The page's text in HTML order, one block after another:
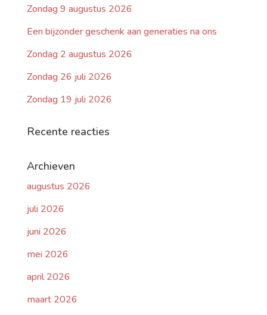
Zondag 9 augustus 2026
Een bijzonder geschenk aan generaties na ons
Zondag 2 augustus 2026
Zondag 26 juli 2026
Zondag 19 juli 2026
Recente reacties
Archieven
augustus 2026
juli 2026
juni 2026
mei 2026
april 2026
maart 2026